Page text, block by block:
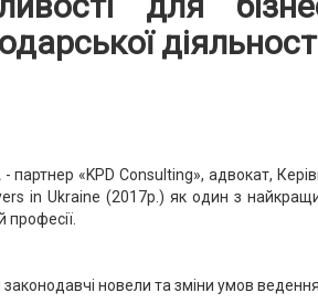
- партнер «KPD Consulting», адвокат,
in Ukraine (2017р.) як один з
професії.
законодавчі новели та зміни умов ведення